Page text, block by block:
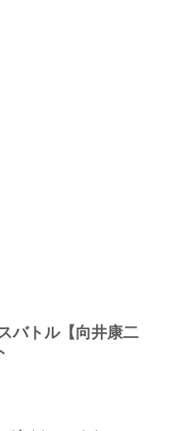
バトル【向井康二